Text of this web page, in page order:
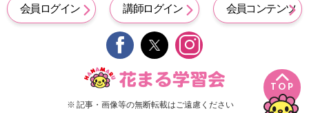
TOP
会員ログイン 講師ログイン 会員コンテンツ
 
※ 記事・画像等の無断転載はご遠慮ください